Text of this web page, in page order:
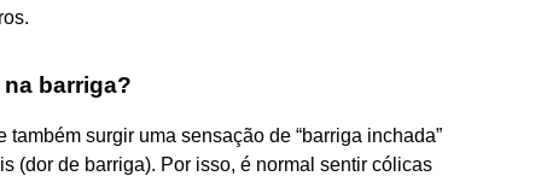
barriga?
surgir uma sensação de “barriga inchada”
(dor de barriga). Por isso, é normal sentir cólicas